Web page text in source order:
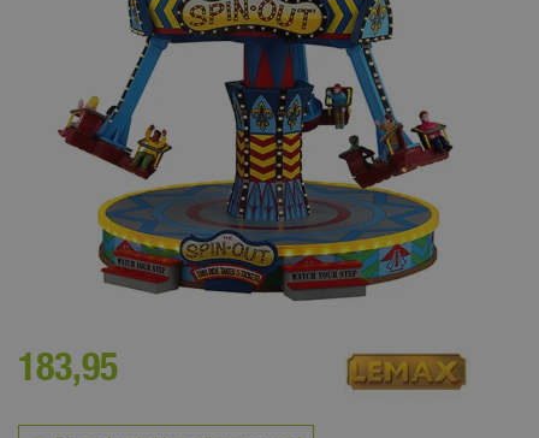
Creëer een vermakelijk kerstdorp met de Lemax collectie Carnival
183,95